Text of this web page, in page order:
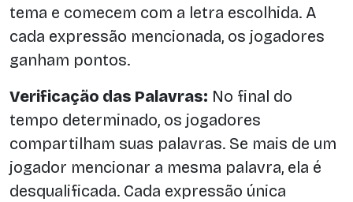
tema e comecem com a letra escolhida. A
cada expressão mencionada, os jogadores
ganham pontos.
Verificação das Palavras: No final do
tempo determinado, os jogadores
compartilham suas palavras. Se mais de um
jogador mencionar a mesma palavra, ela é
desqualificada. Cada expressão única